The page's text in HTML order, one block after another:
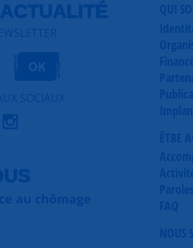
OK
SOCIAUX
au chômage
QUI
ÊTRE
FAQ
NOUS